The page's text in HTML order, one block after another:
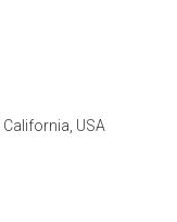
USA